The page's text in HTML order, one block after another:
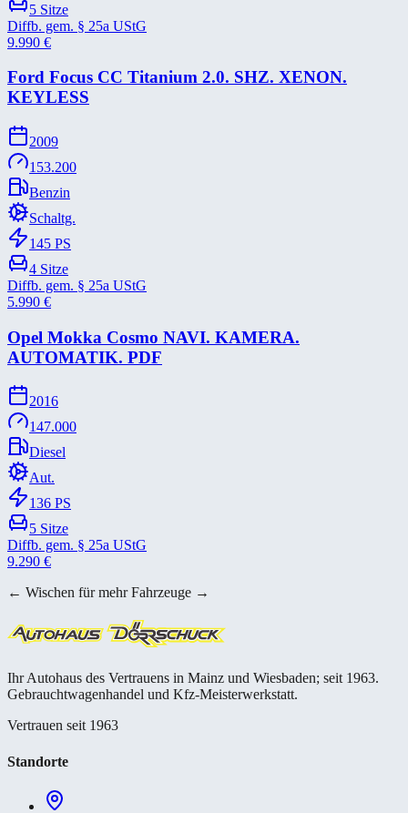
5 Sitze
Diffb. gem. § 25a UStG
9.990 €
Ford Focus CC Titanium 2.0. SHZ. XENON.
KEYLESS
2009
153.200
Benzin
Schaltg.
145 PS
4 Sitze
Diffb. gem. § 25a UStG
5.990 €
Opel Mokka Cosmo NAVI. KAMERA.
AUTOMATIK. PDF
2016
147.000
Diesel
Aut.
136 PS
5 Sitze
Diffb. gem. § 25a UStG
9.290 €
← Wischen für mehr Fahrzeuge →
Ihr Autohaus des Vertrauens in Mainz und Wiesbaden; seit 1963.
Gebrauchtwagenhandel und Kfz-Meisterwerkstatt.
Vertrauen seit 1963
Standorte